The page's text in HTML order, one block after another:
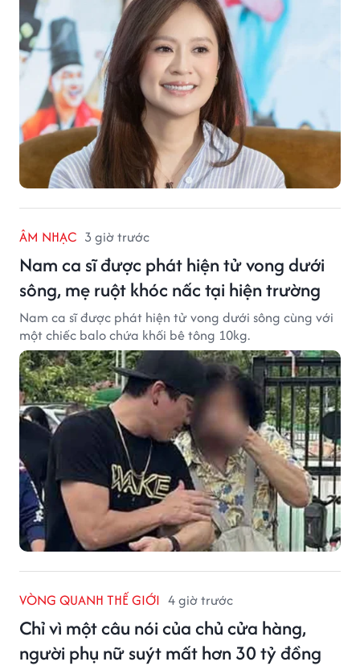
ÂM NHẠC 3 giờ trước
Nam ca sĩ được phát hiện tử vong dưới
sông, mẹ ruột khóc nấc tại hiện trường
Nam ca sĩ được phát hiện tử vong dưới sông cùng với
một chiếc balo chứa khối bê tông 10kg.
VÒNG QUANH THẾ GIỚI 4 giờ trước
Chỉ vì một câu nói của chủ cửa hàng,
người phụ nữ suýt mất hơn 30 tỷ đồng